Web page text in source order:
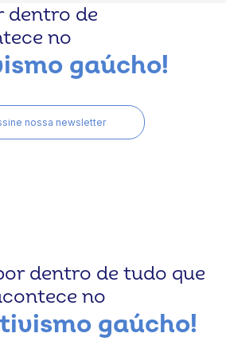
dentro de
no
gaúcho!
nossa newsletter
dentro de tudo que
no
gaúcho!